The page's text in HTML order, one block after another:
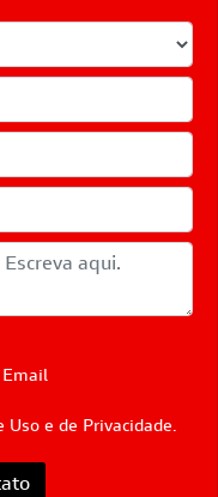
Email
Uso e de Privacidade.